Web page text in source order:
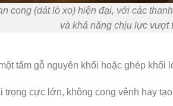
cong (dát lò xo) hiện đại, với các
và khả năng chịu lực vượt
tấm gỗ nguyên khối hoặc ghép khối
cực lớn, không cong vênh hay